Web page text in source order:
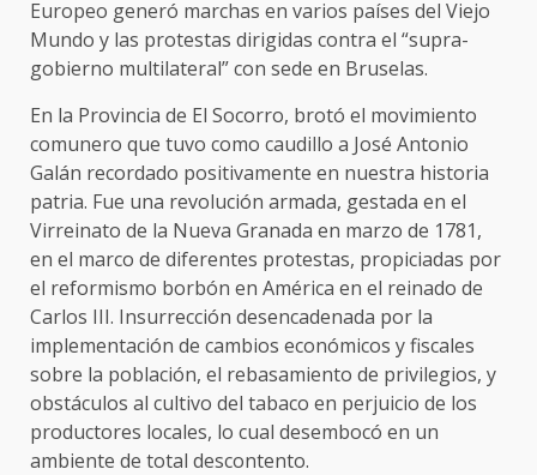
Europeo generó marchas en varios países del Viejo
Mundo y las protestas dirigidas contra el “supra-
gobierno multilateral” con sede en Bruselas.
En la Provincia de El Socorro, brotó el movimiento
comunero que tuvo como caudillo a José Antonio
Galán recordado positivamente en nuestra historia
patria. Fue una revolución armada, gestada en el
Virreinato de la Nueva Granada en marzo de 1781,
en el marco de diferentes protestas, propiciadas por
el reformismo borbón en América en el reinado de
Carlos III. Insurrección desencadenada por la
implementación de cambios económicos y fiscales
sobre la población, el rebasamiento de privilegios, y
obstáculos al cultivo del tabaco en perjuicio de los
productores locales, lo cual desembocó en un
ambiente de total descontento.